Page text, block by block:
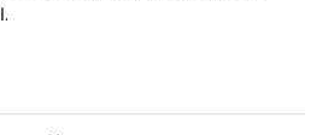
المتعددة، لتشكل كلاً عضويًا.